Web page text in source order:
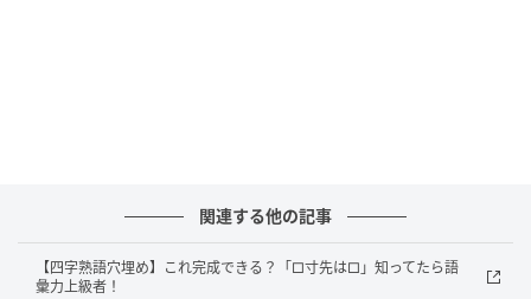
※複数の正解を持つ場合もございます。あくまでも一
例のご紹介に留まることを、ご了承ください。
関連する他の記事
【四字熟語穴埋め】これ完成できる？「□寸先は□」知ってたら語
彙力上級者！